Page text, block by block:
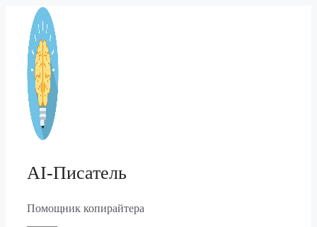
Перейти
содержимому
AI-Писатель
Помощник копирайтера